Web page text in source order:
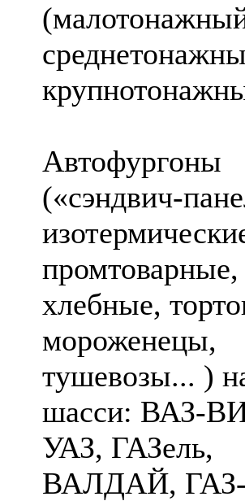
Автофургоны
(«сэндвич-
промтоварные,
хлебные,
мороженецы,
тушевозы... )
шасси: ВАЗ-
УАЗ, ГАЗель,
ВАЛДАЙ, ГАЗ-